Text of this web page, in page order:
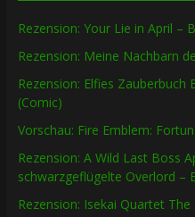
Rezension: Your Lie in April –
Rezension: Meine Nachbarn
Rezension: Elfies
(Comic)
Vorschau: Fire Emblem:
Rezension: A Wild Last Boss
schwarzgeflügelte Overlord –
Rezension: Isekai Quartet